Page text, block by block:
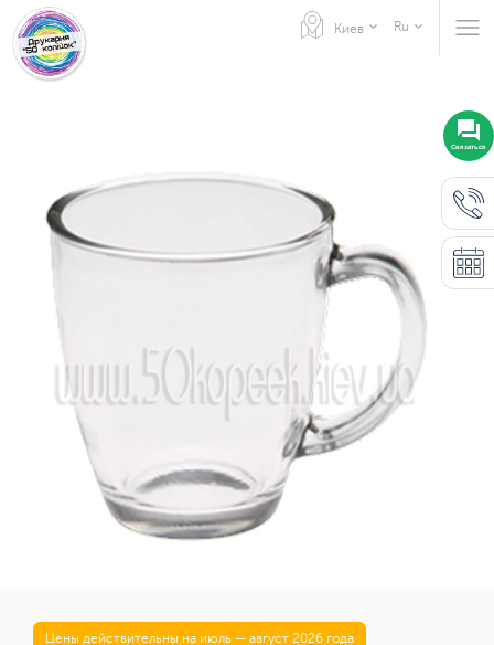
Киев Ru
Цены действительны на июль — август 2026 года
Связаться